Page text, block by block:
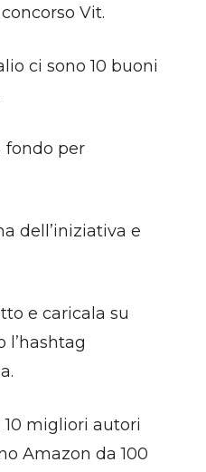
Vit.
ci sono 10 buoni
fondo per
dell’iniziativa e
e caricala su
l’hashtag
migliori autori
Amazon da 100